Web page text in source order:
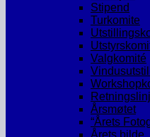
Stipend
Turkomite
Valgkomité
Årsmøtet
“Årets
Årets bilde